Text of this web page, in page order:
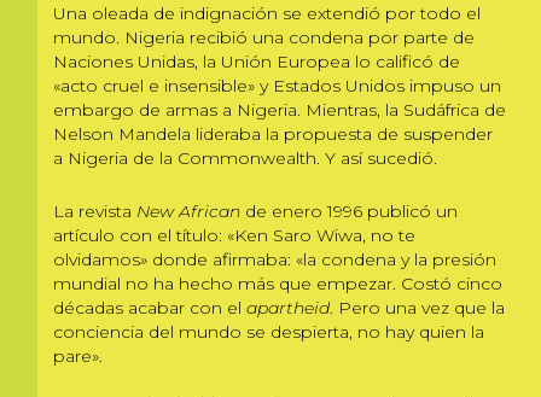
Una oleada de indignación se extendió por todo el
mundo. Nigeria recibió una condena por parte de
Naciones Unidas, la Unión Europea lo calificó de
«acto cruel e insensible» y Estados Unidos impuso un
embargo de armas a Nigeria. Mientras, la Sudáfrica de
Nelson Mandela lideraba la propuesta de suspender
a Nigeria de la Commonwealth. Y así sucedió.
La revista New Africande enero 1996 publicó un
artículo con el título: «Ken Saro Wiwa, no te
olvidamos»donde afirmaba: «la condena y la presión
mundial no ha hecho más que empezar. Costó cinco
décadas acabar con el apartheid. Pero una vez que la
conciencia del mundo se despierta, no hay quien la
pare».